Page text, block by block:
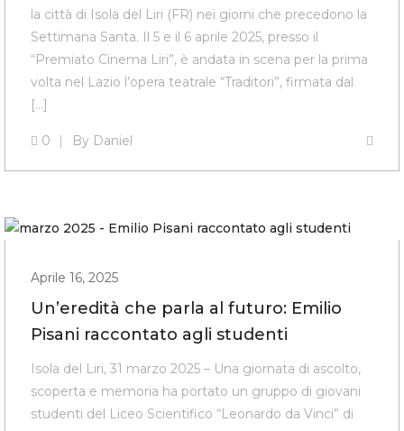
la città di Isola del Liri (FR) nei giorni che precedono la
Settimana Santa. Il 5 e il 6 aprile 2025, presso il
“Premiato Cinema Liri”, è andata in scena per la prima
volta nel Lazio l’opera teatrale “Traditori”, firmata dal
[…]
0 By Daniel
Aprile 16, 2025
Un’eredità che parla al futuro: Emilio
Pisani raccontato agli studenti
Isola del Liri, 31 marzo 2025 – Una giornata di ascolto,
scoperta e memoria ha portato un gruppo di giovani
studenti del Liceo Scientifico “Leonardo da Vinci” di